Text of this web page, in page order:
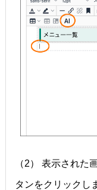
（2） 表示された
タンをクリックし